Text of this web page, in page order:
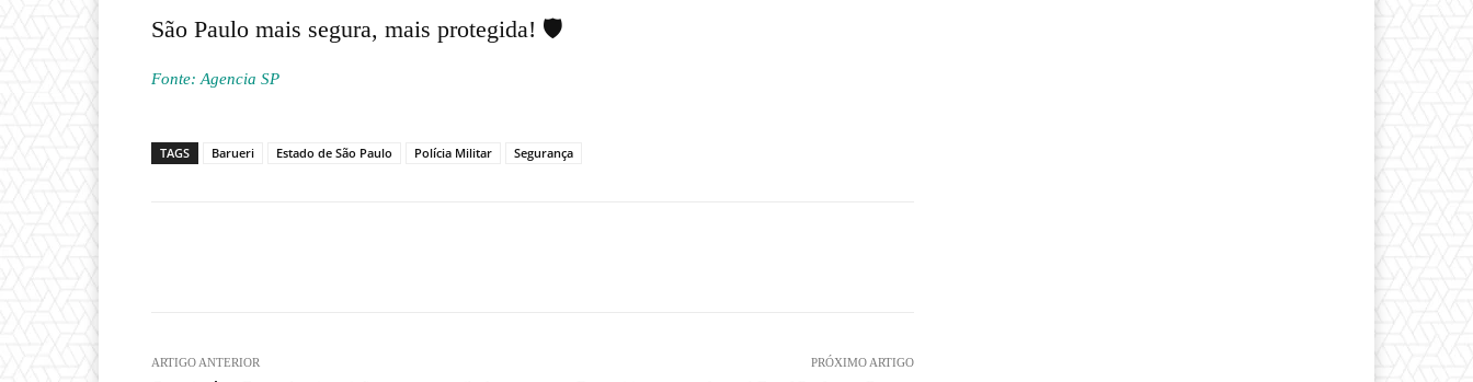
São Paulo mais segura, mais protegida! 🛡️
Fonte: Agencia SP
TAGS Barueri Estado de São Paulo Polícia Militar Segurança
ARTIGO ANTERIOR PRÓXIMO ARTIGO